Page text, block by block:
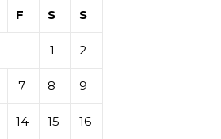
F S S
1 2
7 8 9
14 15 16